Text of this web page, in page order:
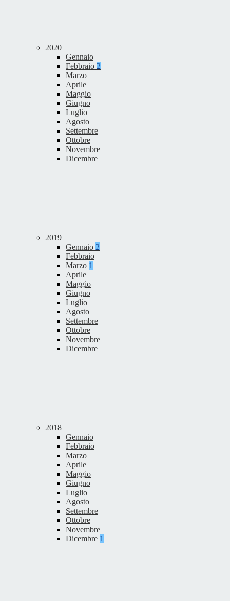
2020
Gennaio
Febbraio 2
Marzo
Aprile
Maggio
Giugno
Luglio
Agosto
Settembre
Ottobre
Novembre
Dicembre
2019
Gennaio 2
Febbraio
Marzo 1
Aprile
Maggio
Giugno
Luglio
Agosto
Settembre
Ottobre
Novembre
Dicembre
2018
Gennaio
Febbraio
Marzo
Aprile
Maggio
Giugno
Luglio
Agosto
Settembre
Ottobre
Novembre
Dicembre 1